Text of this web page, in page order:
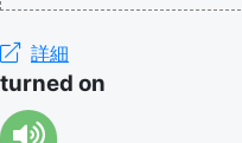
詳細
turned on